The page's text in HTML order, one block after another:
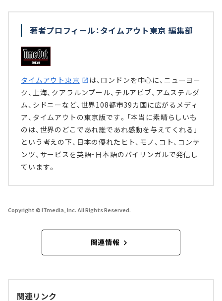
著者プロフィール：タイムアウト東京 編集部
タイムアウト東京
は、ロンドンを中心に、ニューヨー
ク、上海、クアラルンプール、テルアビブ、アムステルダ
ム、シドニーなど、世界108都市39カ国に広がるメディ
ア、タイムアウトの東京版です。「本当に素晴らしいも
のは、世界のどこであれ誰であれ感動を与えてくれる」
という考えの下、日本の優れたヒト、モノ、コト、コンテ
ンツ、サービスを英語・日本語のバイリンガルで発信し
ています。
Copyright © ITmedia, Inc. All Rights Reserved.
関連情報
関連リンク